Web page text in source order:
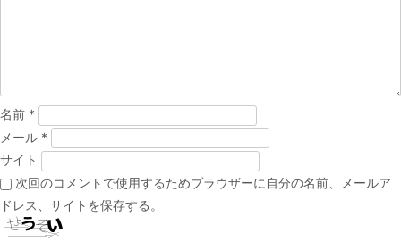
名前 *
メール *
サイト
次回のコメントで使用するためブラウザーに自分の名前、メールア
ドレス、サイトを保存する。